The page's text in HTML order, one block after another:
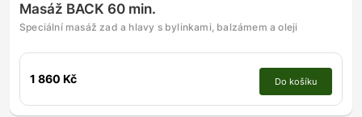
Masáž BACK 60 min.
Speciální masáž zad a hlavy s bylinkami, balzámem a oleji
1 860 Kč Do košíku